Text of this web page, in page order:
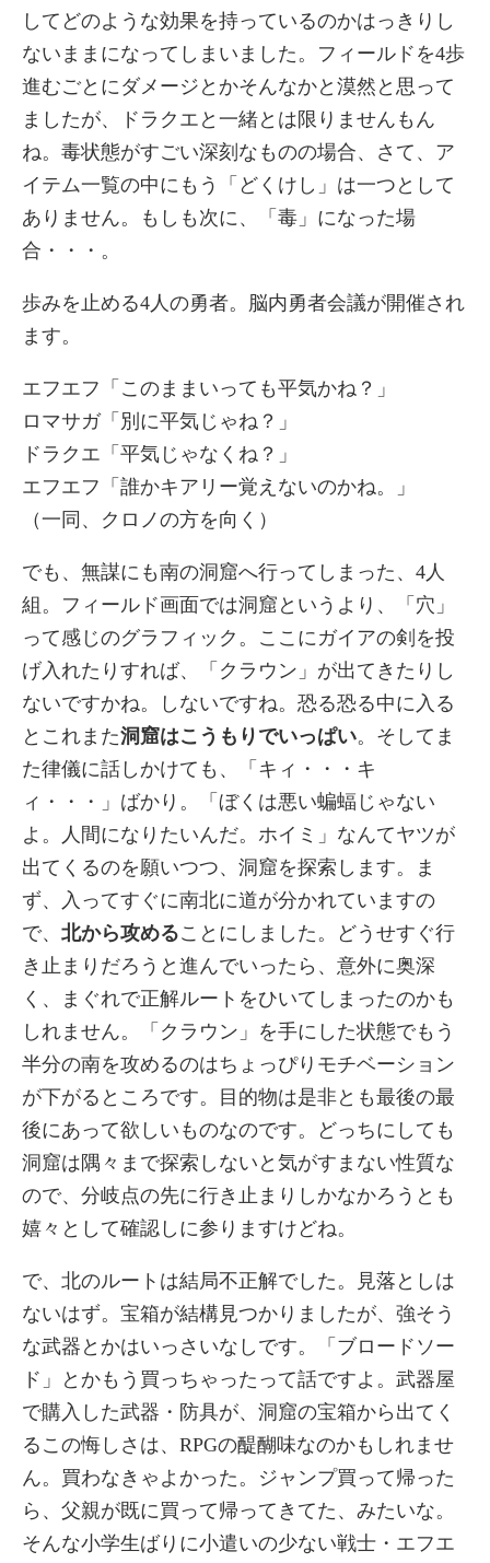
してどのような効果を持っているのかはっきりし
ないままになってしまいました。フィールドを4歩
進むごとにダメージとかそんなかと漠然と思って
ましたが、ドラクエと一緒とは限りませんもん
ね。毒状態がすごい深刻なものの場合、さて、ア
イテム一覧の中にもう「どくけし」は一つとして
ありません。もしも次に、「毒」になった場
合・・・。
歩みを止める4人の勇者。脳内勇者会議が開催され
ます。
エフエフ「このままいっても平気かね？」
ロマサガ「別に平気じゃね？」
ドラクエ「平気じゃなくね？」
エフエフ「誰かキアリー覚えないのかね。」
（一同、クロノの方を向く）
でも、無謀にも南の洞窟へ行ってしまった、4人
組。フィールド画面では洞窟というより、「穴」
って感じのグラフィック。ここにガイアの剣を投
げ入れたりすれば、「クラウン」が出てきたりし
ないですかね。しないですね。恐る恐る中に入る
とこれまた洞窟はこうもりでいっぱい。そしてま
た律儀に話しかけても、「キィ・・・キ
ィ・・・」ばかり。「ぼくは悪い蝙蝠じゃない
よ。人間になりたいんだ。ホイミ」なんてヤツが
出てくるのを願いつつ、洞窟を探索します。ま
ず、入ってすぐに南北に道が分かれていますの
で、 北から攻めることにしました。どうせすぐ行
き止まりだろうと進んでいったら、意外に奥深
く、まぐれで正解ルートをひいてしまったのかも
しれません。「クラウン」を手にした状態でもう
半分の南を攻めるのはちょっぴりモチベーション
が下がるところです。目的物は是非とも最後の最
後にあって欲しいものなのです。どっちにしても
洞窟は隅々まで探索しないと気がすまない性質な
ので、分岐点の先に行き止まりしかなかろうとも
嬉々として確認しに参りますけどね。
で、北のルートは結局不正解でした。見落としは
ないはず。宝箱が結構見つかりましたが、強そう
な武器とかはいっさいなしです。「ブロードソー
ド」とかもう買っちゃったって話ですよ。武器屋
で購入した武器・防具が、洞窟の宝箱から出てく
るこの悔しさは、RPGの醍醐味なのかもしれませ
ん。買わなきゃよかった。ジャンプ買って帰った
ら、父親が既に買って帰ってきてた、みたいな。
そんな小学生ばりに小遣いの少ない戦士・エフエ